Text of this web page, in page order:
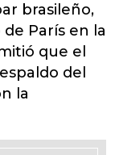
brasileño,
París en la
que el
del
la